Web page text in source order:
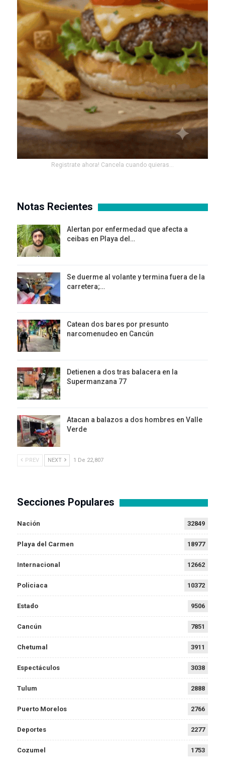
Registrate ahora! Cancela cuando quieras...
Notas Recientes
Alertan por enfermedad que afecta a
ceibas en Playa del…
Se duerme al volante y termina fuera de la
carretera;…
Catean dos bares por presunto
narcomenudeo en Cancún
Detienen a dos tras balacera en la
Supermanzana 77
Atacan a balazos a dos hombres en Valle
Verde
PREV NEXT 1 De 22,807
Secciones Populares
Nación 32849
Playa del Carmen 18977
Internacional 12662
Policiaca 10372
Estado 9506
Cancún 7851
Chetumal 3911
Espectáculos 3038
Tulum 2888
Puerto Morelos 2766
Deportes 2277
Cozumel 1753